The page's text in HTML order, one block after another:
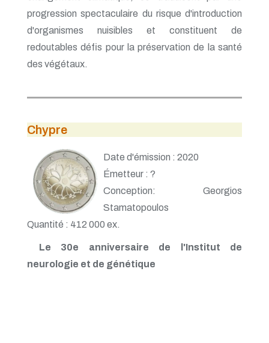
progression spectaculaire du risque d'introduction
d'organismes nuisibles et constituent de
redoutables défis pour la préservation de la santé
des végétaux.
Chypre
Date d'émission : 2020
Émetteur : ?
Conception: Georgios
Stamatopoulos
Quantité : 412 000 ex.
Le 30e anniversaire de l'Institut de
neurologie et de génétique